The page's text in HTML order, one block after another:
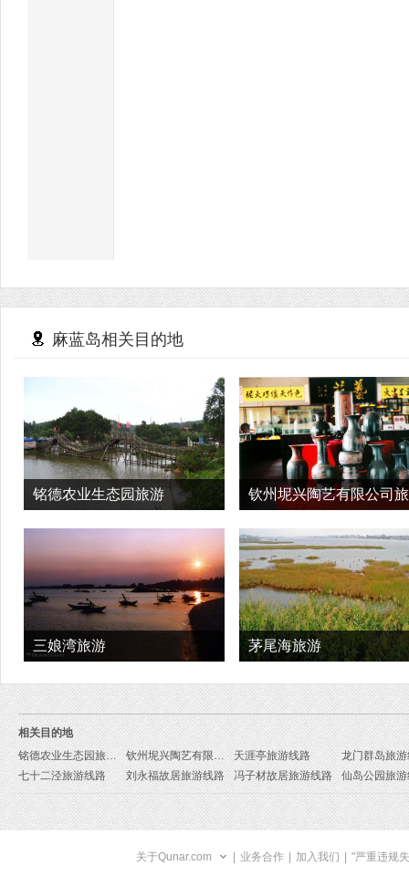
麻蓝岛相关目的地
铭德农业生态园旅游 钦州坭兴陶艺有限公司
三娘湾旅游 茅尾海旅游
相关目的地
铭德农业生态园旅游线路
钦州坭兴陶艺有限公司旅游线路 天涯亭旅游线路
龙门群岛旅
七十二泾旅游线路
刘永福故居旅游线路 冯子材故居旅游线路 仙岛公园旅
关于Qunar.com 业务合作 加入我们 "严重违规